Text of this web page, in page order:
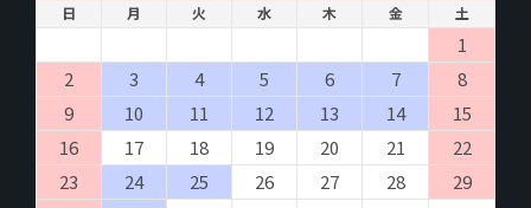
日 月 火 水 木 金 土
1
2
3 4 5 6 7
8
9
10 11 12 13 14
15
16
17 18 19 20 21
22
23
24 25 26 27 28
29